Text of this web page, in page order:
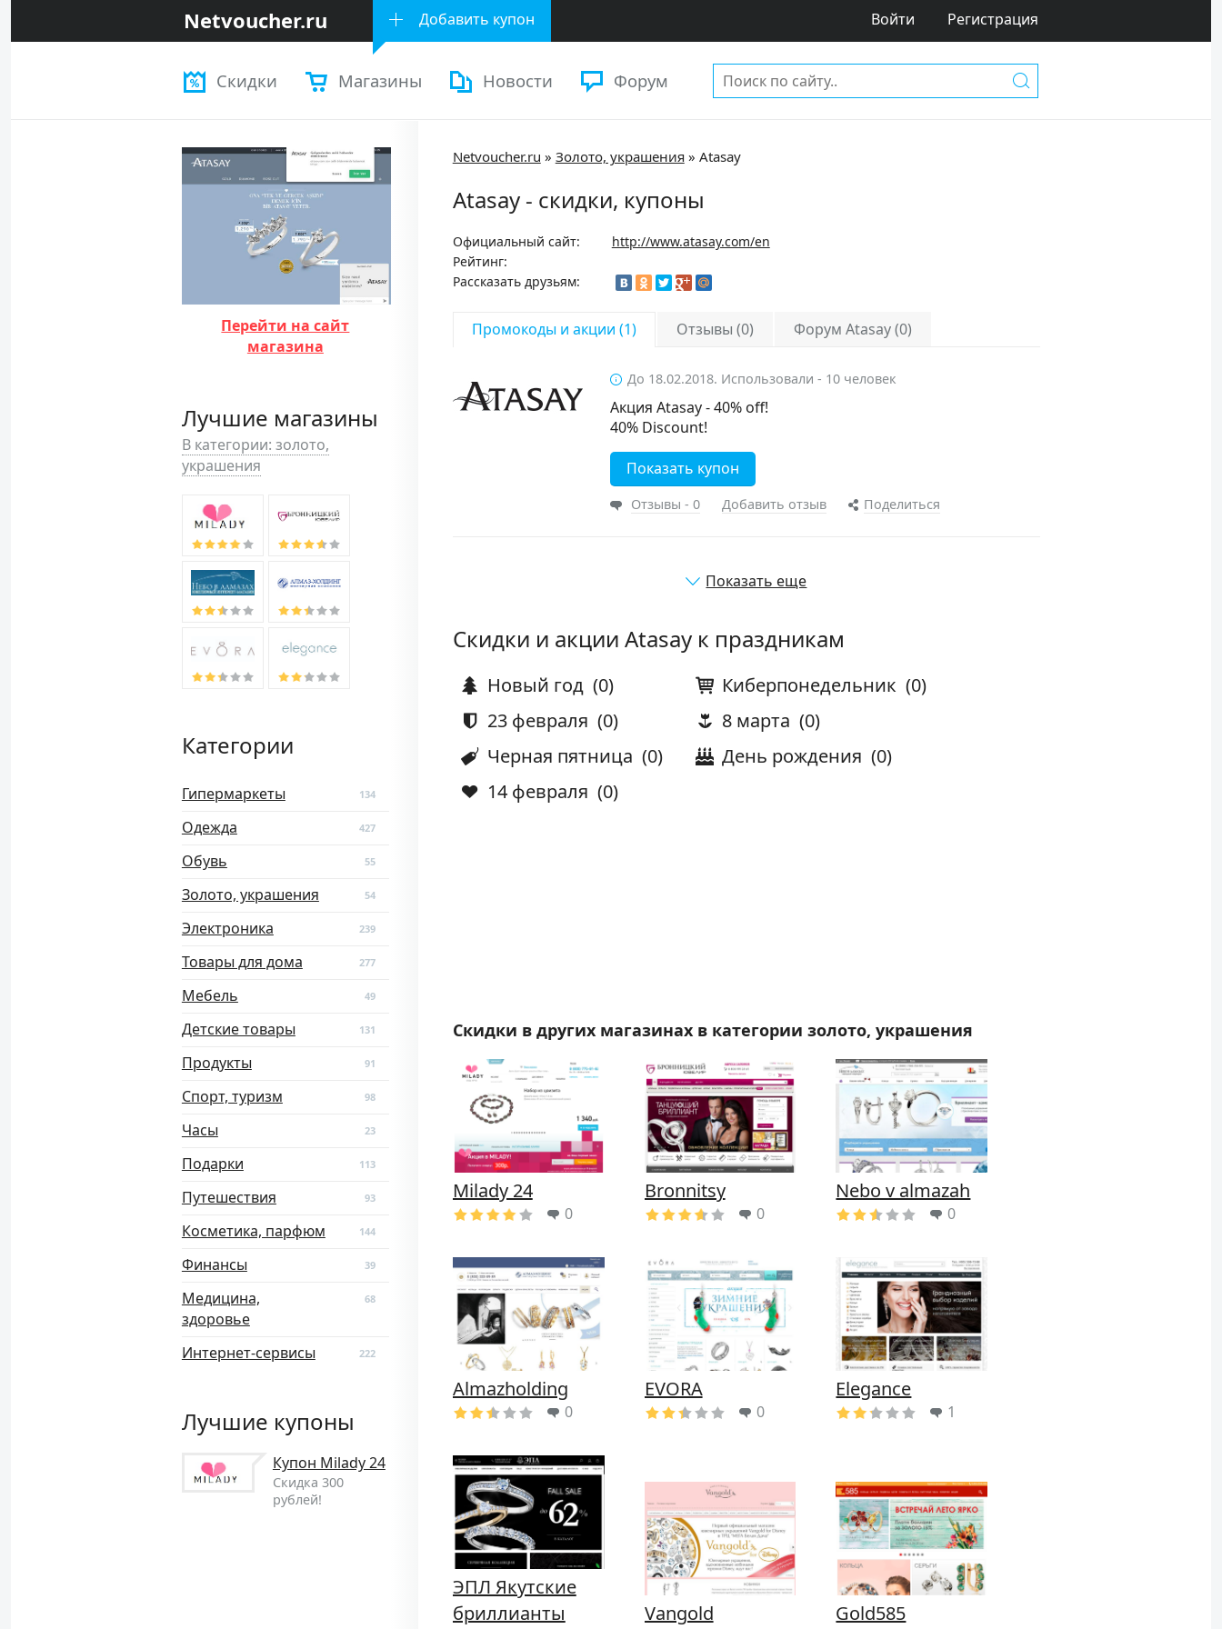
Netvoucher.ru Добавить купон Войти Регистрация
Скидки Магазины Новости Форум
Netvoucher.ru » Золото, украшения» Atasay
Atasay - скидки, купоны
Официальный сайт:
http://www.atasay.com/en
Рейтинг:
Рассказать друзьям:
Промокоды и акции (1) Отзывы (0) Форум Atasay (0)
До 18.02.2018. Использовали - 10 человек
Акция Atasay - 40% off!
40% Discount!
Показать купон
Отзывы - 0 Добавить отзыв Поделиться
Показать еще
Скидки и акции Atasay к праздникам
Новый год (0) Киберпонедельник (0)
23 февраля (0) 8 марта (0)
Черная пятница (0) День рождения (0)
14 февраля (0)
Скидки в других магазинах в категории золото, украшения
Milady 24
0
Bronnitsy
0
Nebo v almazah
0
Almazholding
0
EVORA
0
Elegance
1
ЭПЛ Якутские
бриллианты
Vangold Gold585
Перейти на сайт
магазина
Лучшие магазины
В категории: золото,
украшения
Категории
Гипермаркеты 134
Одежда 427
Обувь 55
Золото, украшения 54
Электроника 239
Товары для дома 277
Мебель 49
Детские товары 131
Продукты 91
Спорт, туризм 98
Часы 23
Подарки 113
Путешествия 93
Косметика, парфюм 144
Финансы 39
Медицина,
здоровье
68
Интернет-сервисы 222
Лучшие купоны
Купон Milady 24
Скидка 300
рублей!